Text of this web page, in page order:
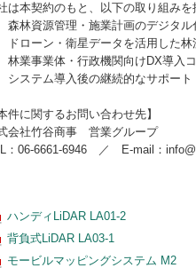
は本契約のもと、以下の取り組みを
森林資源管理・施業計画のデジタル
ドローン・衛星データを活用した林
林業事業体・行政機関向けDX導入
システム導入後の継続的なサポート
本件に関するお問い合わせ先】
会社竹谷商事 営業グループ
：06-6661-6946 ／ E-mail：
ハンディLiDAR LA01-2
背負式LiDAR LA03-1
モービルマッピングシステム M2